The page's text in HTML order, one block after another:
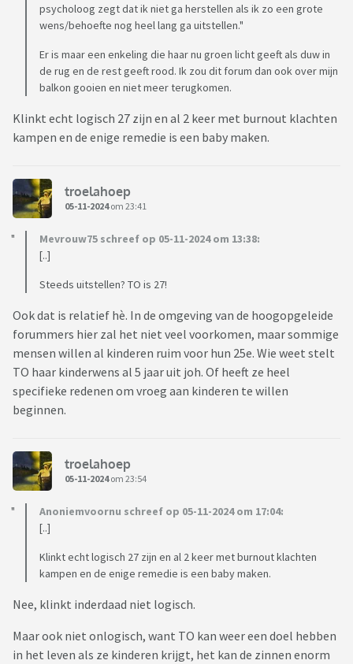
zaten en toch hebben gekozen om zwanger te worden
Liefs,
Samantha
Typ hier je reactie
psycholoog zegt dat ik niet ga herstellen als ik zo een grote
wens/behoefte nog heel lang ga uitstellen."
Er is maar een enkeling die haar nu groen licht geeft als duw in
de rug en de rest geeft rood. Ik zou dit forum dan ook over mijn
balkon gooien en niet meer terugkomen.
Klinkt echt logisch 27 zijn en al 2 keer met burnout klachten
kampen en de enige remedie is een baby maken.
troelahoep
05-11-2024om 23:41
Mevrouw75 schreef op 05-11-2024 om 13:38:
[..]
Steeds uitstellen? TO is 27!
Ook dat is relatief hè. In de omgeving van de hoogopgeleide
forummers hier zal het niet veel voorkomen, maar sommige
mensen willen al kinderen ruim voor hun 25e. Wie weet stelt
TO haar kinderwens al 5 jaar uit joh. Of heeft ze heel
specifieke redenen om vroeg aan kinderen te willen
beginnen.
troelahoep
05-11-2024om 23:54
Anoniemvoornu schreef op 05-11-2024 om 17:04:
[..]
Klinkt echt logisch 27 zijn en al 2 keer met burnout klachten
kampen en de enige remedie is een baby maken.
Nee, klinkt inderdaad niet logisch.
Maar ook niet onlogisch, want TO kan weer een doel hebben
in het leven als ze kinderen krijgt, het kan de zinnen enorm